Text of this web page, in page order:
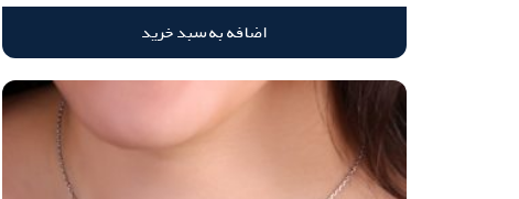
اضافه به سبد خرید